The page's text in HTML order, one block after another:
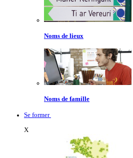
Noms de lieux
Noms de famille
Se former
X